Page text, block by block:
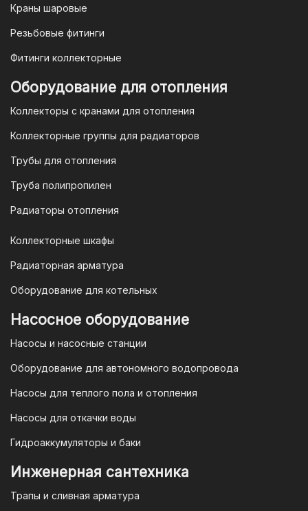
Краны шаровые
Резьбовые фитинги
Фитинги коллекторные
Оборудование для отопления
Коллекторы с кранами для отопления
Коллекторные группы для радиаторов
Трубы для отопления
Труба полипропилен
Радиаторы отопления
Коллекторные шкафы
Радиаторная арматура
Оборудование для котельных
Насосное оборудование
Насосы и насосные станции
Оборудование для автономного водопровода
Насосы для теплого пола и отопления
Насосы для откачки воды
Гидроаккумуляторы и баки
Инженерная сантехника
Трапы и сливная арматура